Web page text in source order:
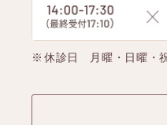
休診日 月曜・日曜・